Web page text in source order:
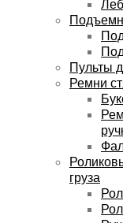
Пульты
Ремни
груза